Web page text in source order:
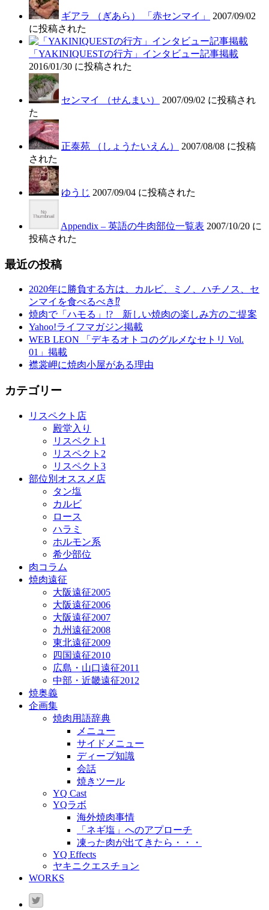
ギアラ （ぎあら） 「赤センマイ」
2007/09/02
に投稿された
「YAKINIQUESTの行方」インタビュー記事掲載
2016/01/30 に投稿された
センマイ （せんまい）
2007/09/02 に投稿され
た
正泰苑 （しょうたいえん）
2007/08/08 に投稿
された
ゆうじ 2007/09/04 に投稿された
Appendix – 英語の牛肉部位一覧表 2007/10/20 に
投稿された
最近の投稿
2020年に勝負する方は、カルビ、ミノ、ハチノス、セ
ンマイを食べるべき⁉︎
焼肉で「ハモる」!? 新しい焼肉の楽しみ方のご提案
Yahoo!ライフマガジン掲載
WEB LEON 「デキるオトコのグルメなセトリ Vol.
01」掲載
襟裳岬に焼肉小屋がある理由
カテゴリー
リスペクト店
殿堂入り
リスペクト1
リスペクト2
リスペクト3
部位別オススメ店
タン塩
カルビ
ロース
ハラミ
ホルモン系
希少部位
肉コラム
焼肉遠征
大阪遠征2005
大阪遠征2006
大阪遠征2007
九州遠征2008
東北遠征2009
四国遠征2010
広島・山口遠征2011
中部・近畿遠征2012
焼奥義
企画集
焼肉用語辞典
メニュー
サイドメニュー
ディープ知識
会話
焼きツール
YQ Cast
YQラボ
海外焼肉事情
「ネギ塩」へのアプローチ
凍った肉が出てきたら・・・
YQ Effects
ヤキニクエスチョン
WORKS